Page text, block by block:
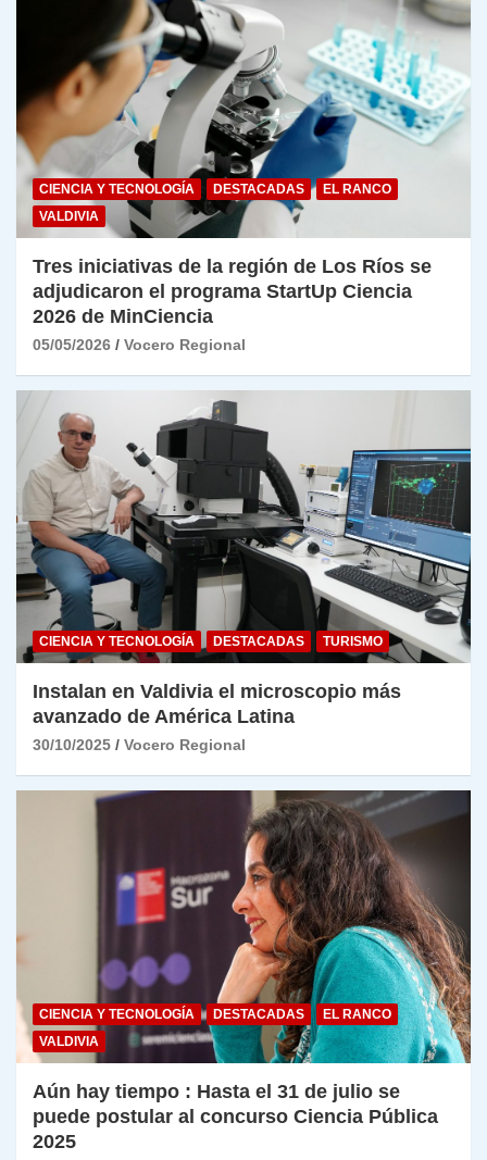
CIENCIA Y TECNOLOGÍA DESTACADAS
EL RANCO
VALDIVIA
Tres iniciativas de la región de Los Ríos se
adjudicaron el programa StartUp Ciencia
2026 de MinCiencia
05/05/2026 Vocero Regional
CIENCIA Y TECNOLOGÍA DESTACADAS TURISMO
Instalan en Valdivia el microscopio más
avanzado de América Latina
30/10/2025 Vocero Regional
CIENCIA Y TECNOLOGÍA DESTACADAS
EL RANCO
VALDIVIA
Aún hay tiempo : Hasta el 31 de julio se
puede postular al concurso Ciencia Pública
2025